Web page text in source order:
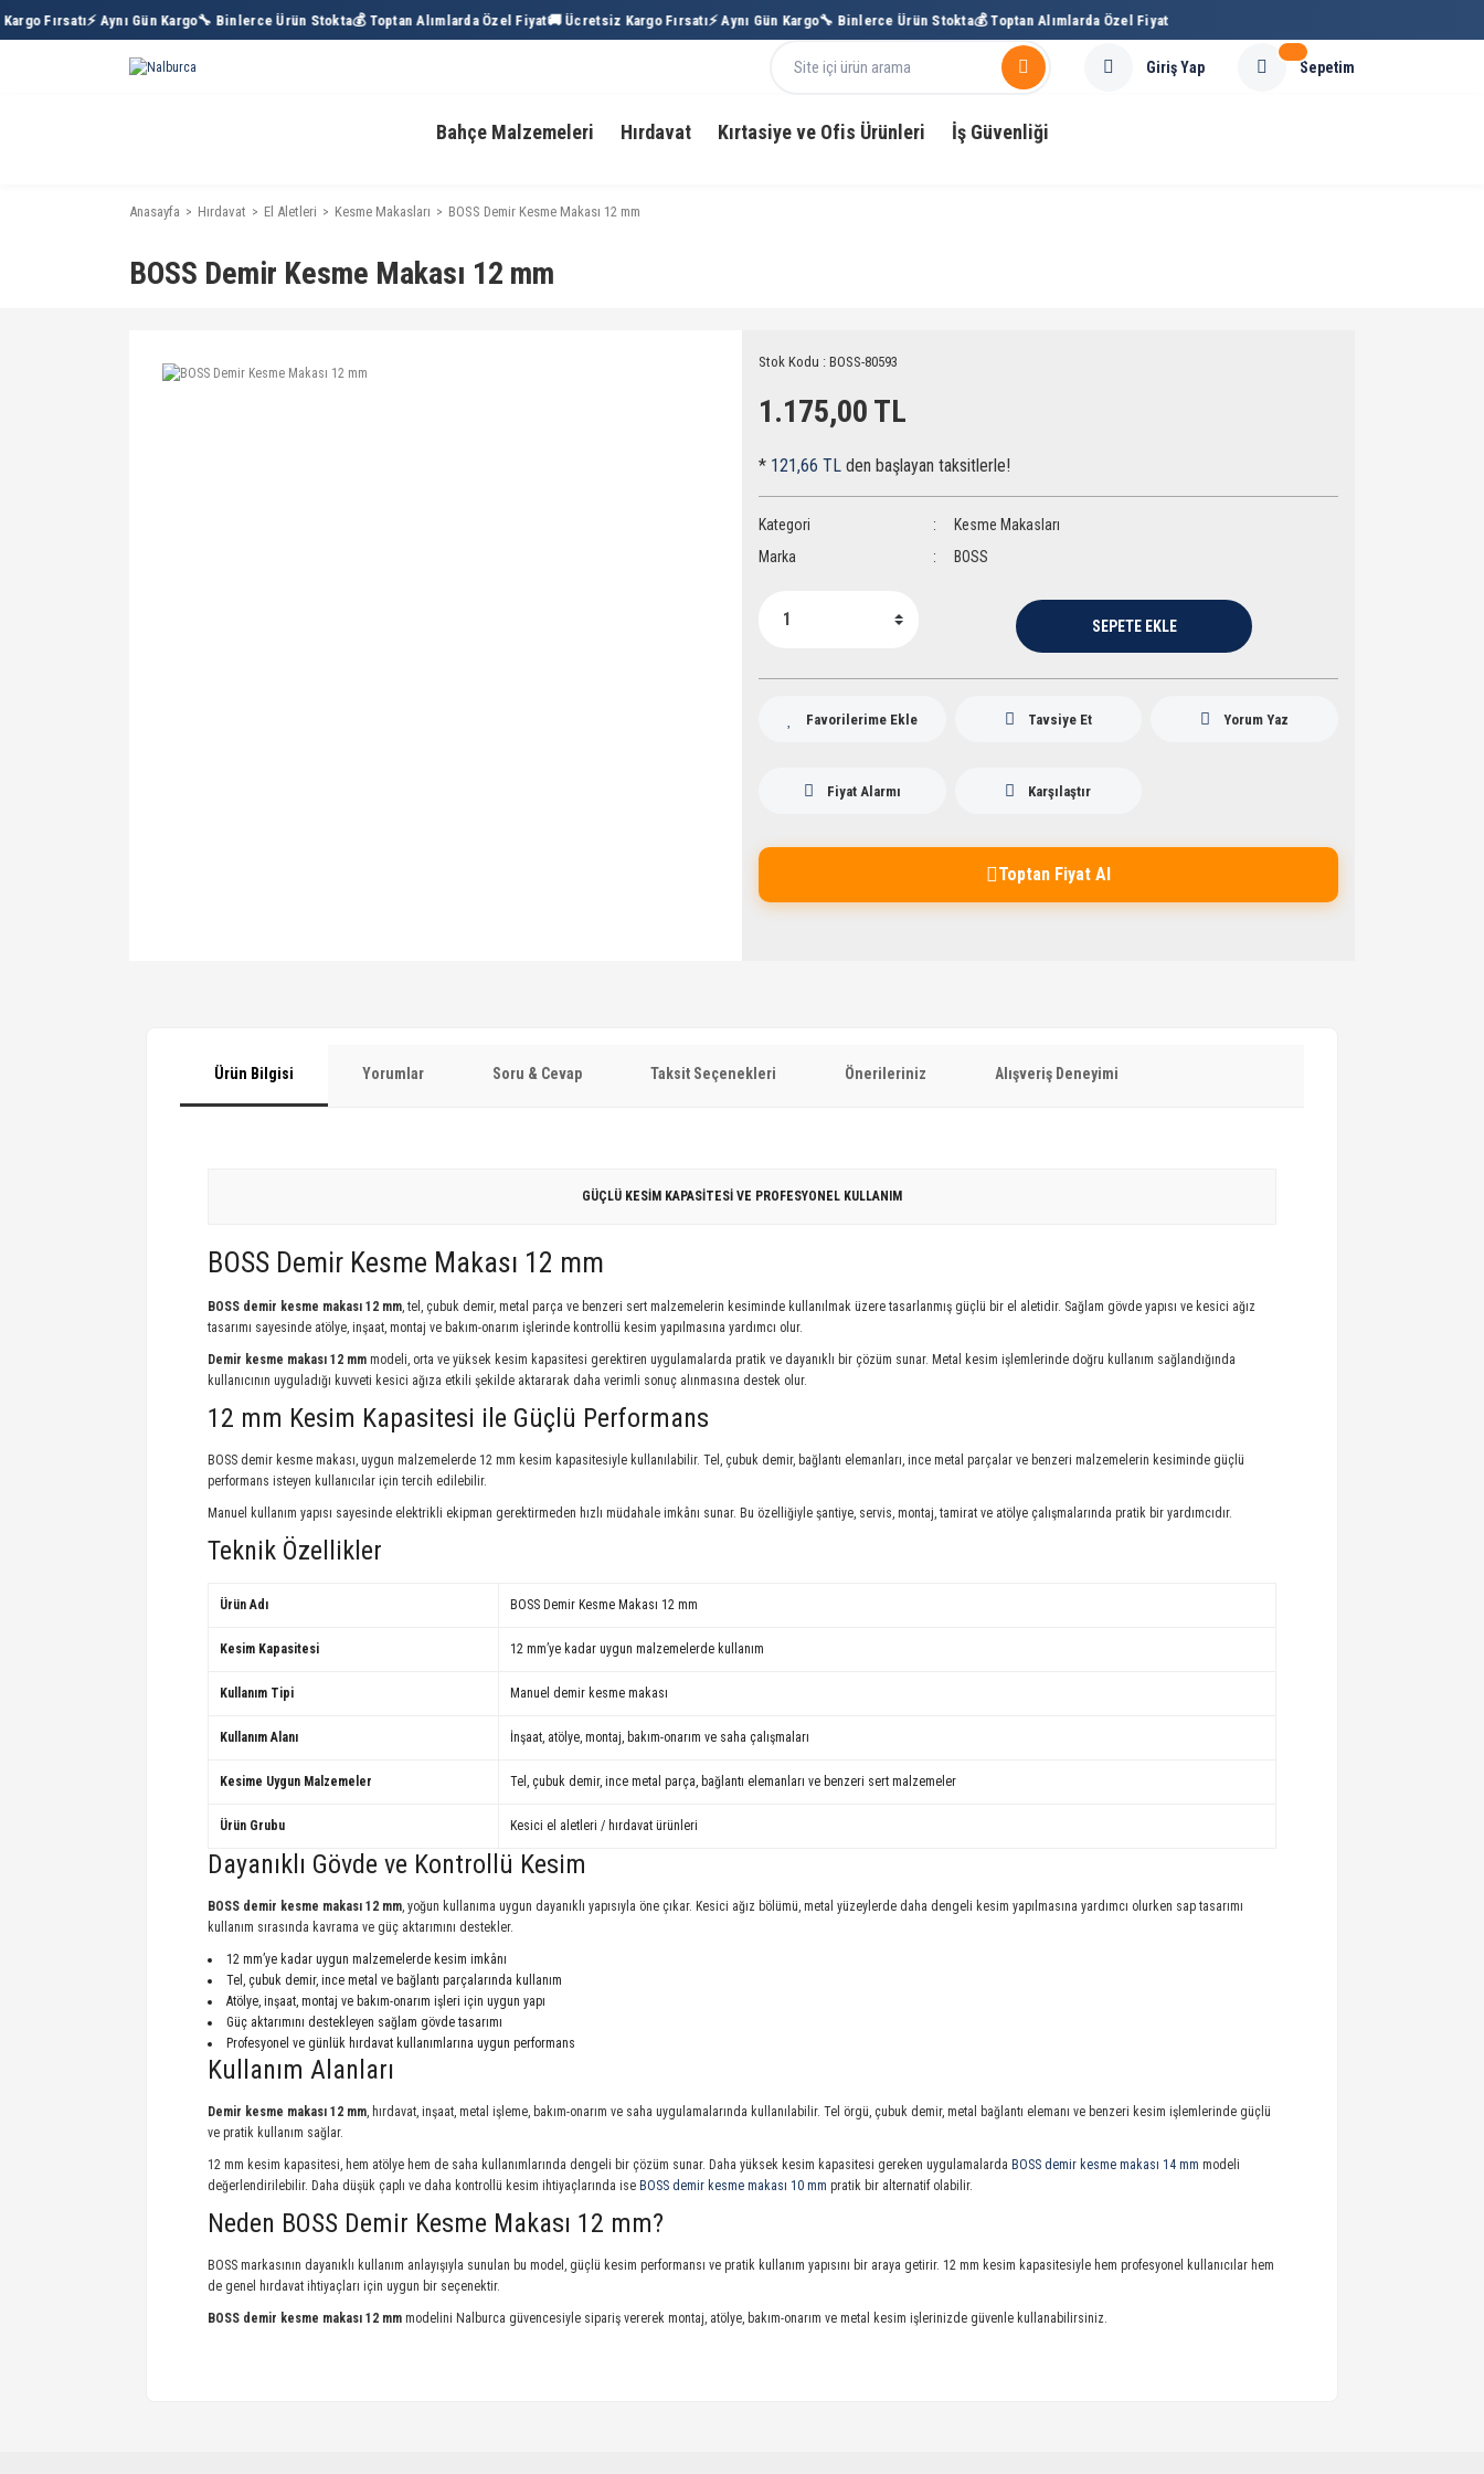
Fırsatı⚡ Aynı Gün Kargo🔧 Binlerce Ürün Stokta💰 Toptan Alımlarda Özel Fiyat🚚 Ücretsiz Kargo Fırsatı⚡ Aynı Gün Kargo🔧 Binlerce Ürün Stokta💰 Toptan Alımlarda Özel Fiyat
Giriş Yap Sepetim
Bahçe Malzemeleri Hırdavat Kırtasiye ve Ofis Ürünleri İş Güvenliği
Anasayfa Hırdavat El Aletleri Kesme Makasları BOSS Demir Kesme Makası 12 mm
BOSS Demir Kesme Makası 12 mm
Stok Kodu : BOSS-80593
1.175,00 TL
* 121,66 TL den başlayan taksitlerle!
Kategori
Kesme Makasları
Marka
BOSS
SEPETE EKLE
Tavsiye Et Yorum Yaz
Fiyat Alarmı Karşılaştır
Toptan Fiyat Al
Ürün Bilgisi Yorumlar Soru & Cevap Taksit Seçenekleri Önerileriniz Alışveriş Deneyimi
GÜÇLÜ KESİM KAPASİTESİ VE PROFESYONEL KULLANIM
BOSS Demir Kesme Makası 12 mm
BOSS demir kesme makası 12 mm, tel, çubuk demir, metal parça ve benzeri sert malzemelerin kesiminde kullanılmak üzere tasarlanmış güçlü bir el aletidir. Sağlam gövde yapısı ve kesici ağız
tasarımı sayesinde atölye, inşaat, montaj ve bakım-onarım işlerinde kontrollü kesim yapılmasına yardımcı olur.
Demir kesme makası 12 mm modeli, orta ve yüksek kesim kapasitesi gerektiren uygulamalarda pratik ve dayanıklı bir çözüm sunar. Metal kesim işlemlerinde doğru kullanım sağlandığında
kullanıcının uyguladığı kuvveti kesici ağıza etkili şekilde aktararak daha verimli sonuç alınmasına destek olur.
12 mm Kesim Kapasitesi ile Güçlü Performans
BOSS demir kesme makası, uygun malzemelerde 12 mm kesim kapasitesiyle kullanılabilir. Tel, çubuk demir, bağlantı elemanları, ince metal parçalar ve benzeri malzemelerin kesiminde güçlü
performans isteyen kullanıcılar için tercih edilebilir.
Manuel kullanım yapısı sayesinde elektrikli ekipman gerektirmeden hızlı müdahale imkânı sunar. Bu özelliğiyle şantiye, servis, montaj, tamirat ve atölye çalışmalarında pratik bir yardımcıdır.
Teknik Özellikler
Ürün Adı BOSS Demir Kesme Makası 12 mm
Kesim Kapasitesi 12 mm’ye kadar uygun malzemelerde kullanım
Kullanım Tipi Manuel demir kesme makası
Kullanım Alanı İnşaat, atölye, montaj, bakım-onarım ve saha çalışmaları
Kesime Uygun Malzemeler Tel, çubuk demir, ince metal parça, bağlantı elemanları ve benzeri sert malzemeler
Ürün Grubu Kesici el aletleri / hırdavat ürünleri
Dayanıklı Gövde ve Kontrollü Kesim
BOSS demir kesme makası 12 mm, yoğun kullanıma uygun dayanıklı yapısıyla öne çıkar. Kesici ağız bölümü, metal yüzeylerde daha dengeli kesim yapılmasına yardımcı olurken sap tasarımı
kullanım sırasında kavrama ve güç aktarımını destekler.
12 mm’ye kadar uygun malzemelerde kesim imkânı
Tel, çubuk demir, ince metal ve bağlantı parçalarında kullanım
Atölye, inşaat, montaj ve bakım-onarım işleri için uygun yapı
Güç aktarımını destekleyen sağlam gövde tasarımı
Profesyonel ve günlük hırdavat kullanımlarına uygun performans
Kullanım Alanları
Demir kesme makası 12 mm, hırdavat, inşaat, metal işleme, bakım-onarım ve saha uygulamalarında kullanılabilir. Tel örgü, çubuk demir, metal bağlantı elemanı ve benzeri kesim işlemlerinde güçlü
ve pratik kullanım sağlar.
12 mm kesim kapasitesi, hem atölye hem de saha kullanımlarında dengeli bir çözüm sunar. Daha yüksek kesim kapasitesi gereken uygulamalarda BOSS demir kesme makası 14 mm modeli
değerlendirilebilir. Daha düşük çaplı ve daha kontrollü kesim ihtiyaçlarında ise BOSS demir kesme makası 10 mm pratik bir alternatif olabilir.
Neden BOSS Demir Kesme Makası 12 mm?
BOSS markasının dayanıklı kullanım anlayışıyla sunulan bu model, güçlü kesim performansı ve pratik kullanım yapısını bir araya getirir. 12 mm kesim kapasitesiyle hem profesyonel kullanıcılar hem
de genel hırdavat ihtiyaçları için uygun bir seçenektir.
BOSS demir kesme makası 12 mm modelini Nalburca güvencesiyle sipariş vererek montaj, atölye, bakım-onarım ve metal kesim işlerinizde güvenle kullanabilirsiniz.